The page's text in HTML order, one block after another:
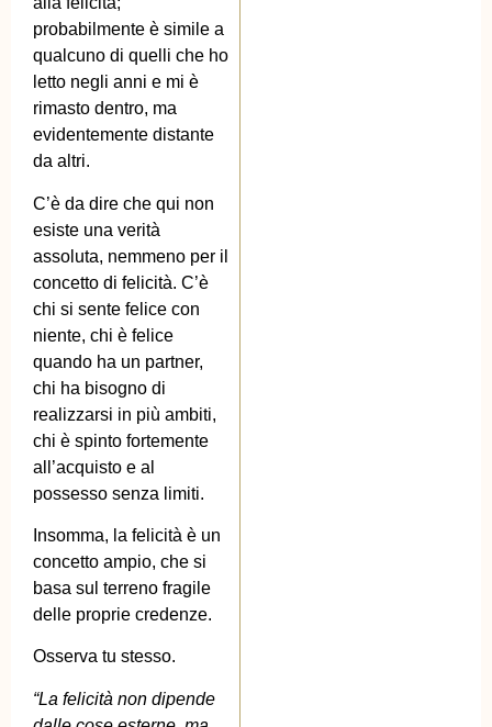
probabilmente è simile a
qualcuno di quelli che ho
letto negli anni e mi è
rimasto dentro, ma
evidentemente distante
da altri.
C’è da dire che qui non
esiste una verità
assoluta, nemmeno per il
concetto di felicità. C’è
chi si sente felice con
niente, chi è felice
quando ha un partner,
chi ha bisogno di
realizzarsi in più ambiti,
chi è spinto fortemente
all’acquisto e al
possesso senza limiti.
Insomma, la felicità è un
concetto ampio, che si
basa sul terreno fragile
delle proprie credenze.
Osserva tu stesso.
“La felicità non dipende